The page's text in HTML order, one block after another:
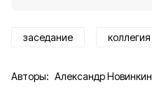
заседание коллегия
Авторы: Александр Новинкин